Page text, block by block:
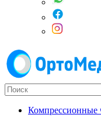
Компрессионные